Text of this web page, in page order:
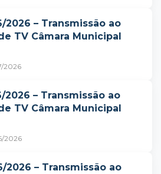
2026 – Transmissão ao
TV Câmara Municipal
2026
2026 – Transmissão ao
TV Câmara Municipal
2026
2026 – Transmissão ao